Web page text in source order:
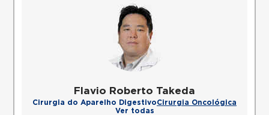
Flavio Roberto Takeda
Cirurgia do Aparelho DigestivoCirurgia Oncológica
Ver todas